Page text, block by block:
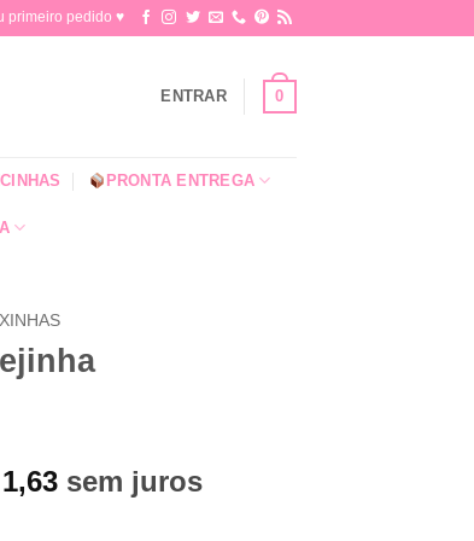
primeiro pedido ♥​
ENTRAR 0
PRONTA ENTREGA
1,63 sem juros